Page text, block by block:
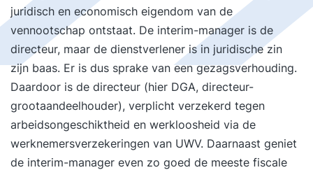
juridisch en economisch eigendom van de
vennootschap ontstaat. De interim-manager is de
directeur, maar de dienstverlener is in juridische zin
zijn baas. Er is dus sprake van een gezagsverhouding.
Daardoor is de directeur (hier DGA, directeur-
grootaandeelhouder), verplicht verzekerd tegen
arbeidsongeschiktheid en werkloosheid via de
werknemersverzekeringen van UWV. Daarnaast geniet
de interim-manager even zo goed de meeste fiscale